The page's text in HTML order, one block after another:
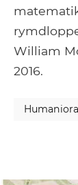
William
2016.
Humaniora